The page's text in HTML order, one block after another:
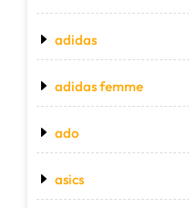
adidas
adidas femme
ado
asics